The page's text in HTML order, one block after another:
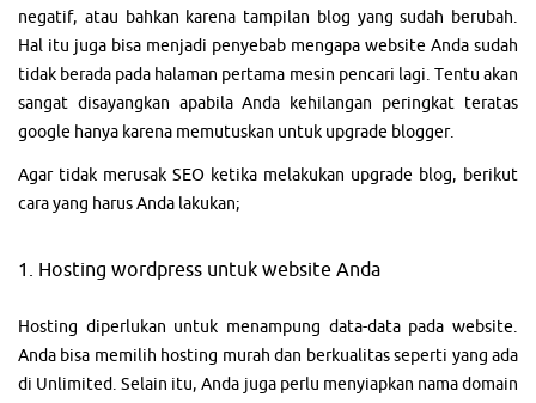
negatif, atau bahkan karena tampilan blog yang sudah berubah.
Hal itu juga bisa menjadi penyebab mengapa website Anda sudah
tidak berada pada halaman pertama mesin pencari lagi. Tentu akan
sangat disayangkan apabila Anda kehilangan peringkat teratas
google hanya karena memutuskan untuk upgrade blogger.
Agar tidak merusak SEO ketika melakukan upgrade blog, berikut
cara yang harus Anda lakukan;
1. Hosting wordpress untuk website Anda
Hosting diperlukan untuk menampung data-data pada website.
Anda bisa memilih hosting murah dan berkualitas seperti yang ada
di Unlimited. Selain itu, Anda juga perlu menyiapkan nama domain